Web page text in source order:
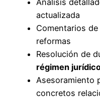
Análisis
actualizada
Comentarios
reformas
Resolución de
régimen
Asesoramiento
concretos